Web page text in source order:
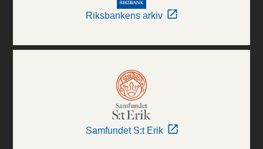
Riksbankens arkiv
Samfundet S:t Erik